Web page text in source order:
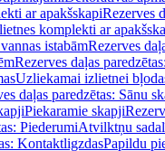
ar apakšskapiRezerves
komplekti ar
istabāmRezerves
Rezerves daļas
Uzliekamai izlietnei
daļas paredzētas: Sānu
Piekaramie skapji
PiederumiAtvilktņu
KontaktligzdasPapildu